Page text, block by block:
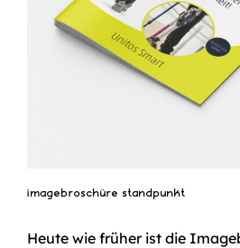
imagebroschüre standpunkt
Heute wie früher ist die